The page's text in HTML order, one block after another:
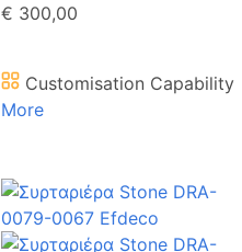
€ 300,00
Customisation Capability
More